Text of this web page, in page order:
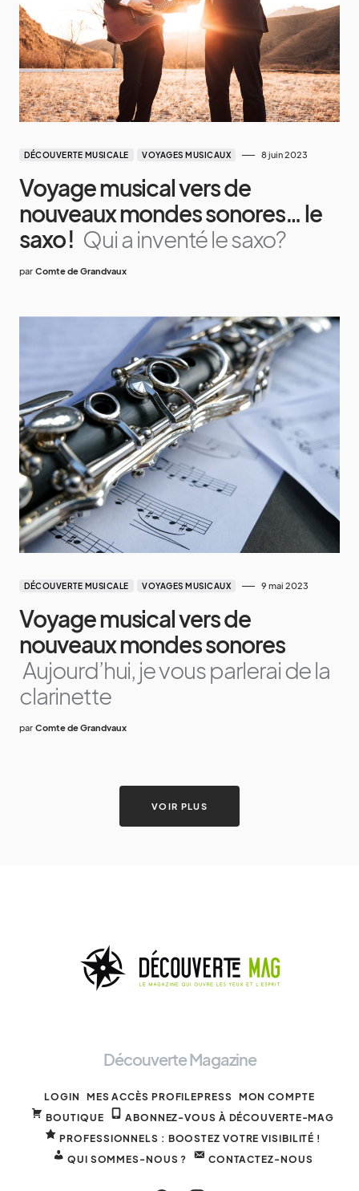
DÉCOUVERTE MUSICALE VOYAGES MUSICAUX 8 juin 2023
Voyage musical vers de
nouveaux mondes sonores… le
saxo ! Qui a inventé le saxo?
par Comte de Grandvaux
DÉCOUVERTE MUSICALE VOYAGES MUSICAUX 9 mai 2023
Voyage musical vers de
nouveaux mondes sonores
Aujourd’hui, je vous parlerai de la
clarinette
par Comte de Grandvaux
VOIR PLUS
Découverte Magazine
LOGIN MES ACCÈS PROFILEPRESS MON COMPTE
BOUTIQUE
ABONNEZ-VOUS À DÉCOUVERTE-MAG
PROFESSIONNELS : BOOSTEZ VOTRE VISIBILITÉ !
QUI SOMMES-NOUS ?
CONTACTEZ-NOUS